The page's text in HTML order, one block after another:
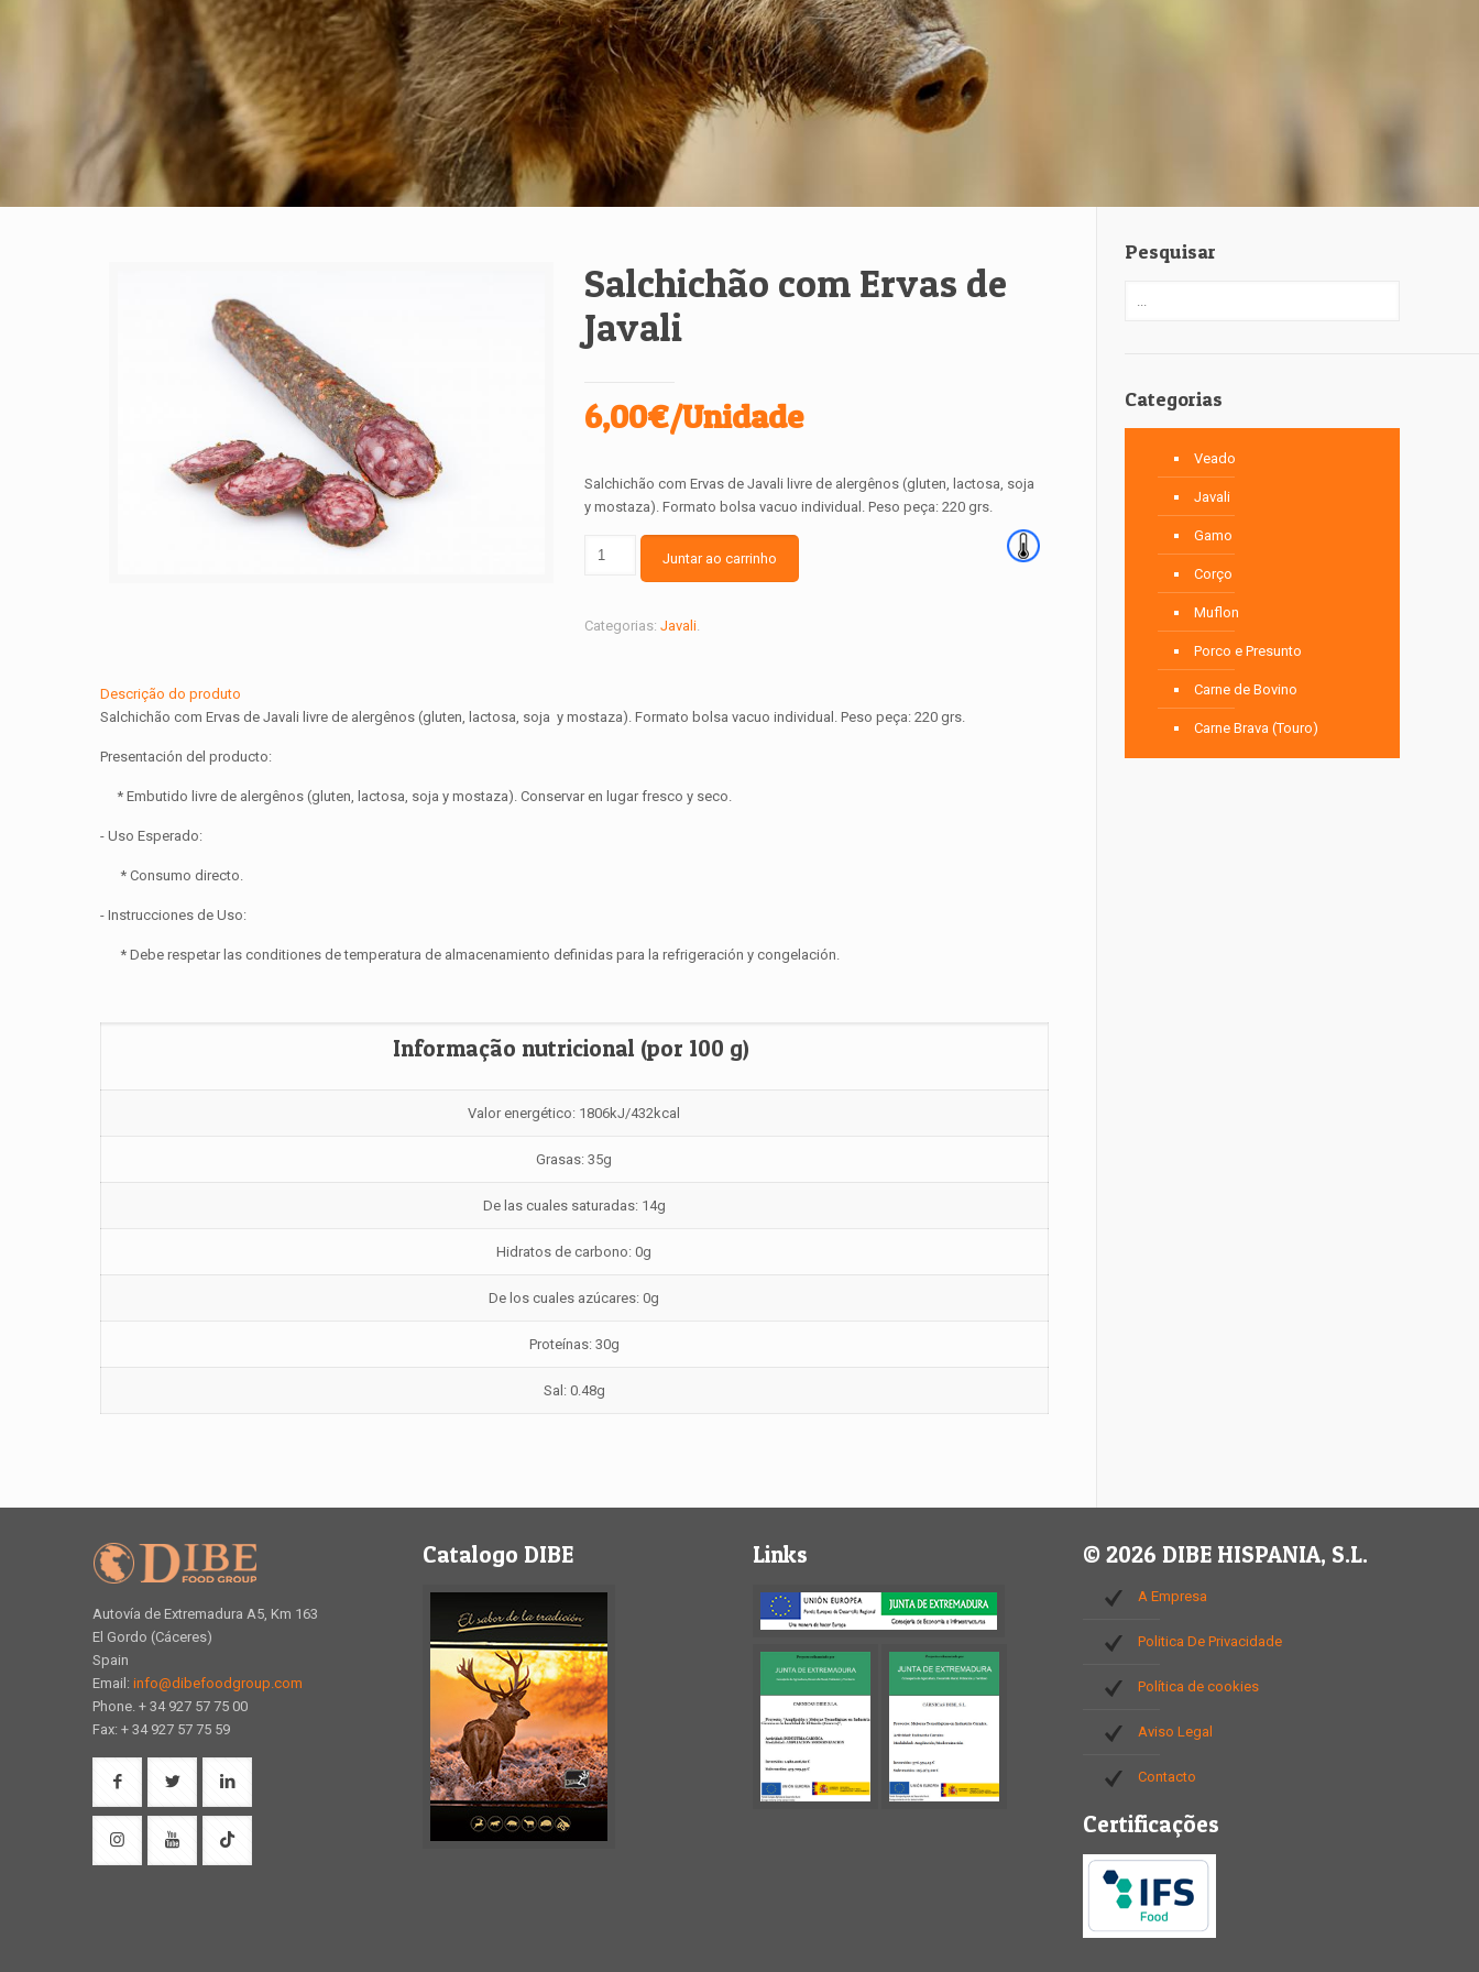
Salchichão com Ervas de
Javali
6,00€/Unidade
Salchichão com Ervas de Javali livre de alergênos (gluten, lactosa, soja
y mostaza). Formato bolsa vacuo individual. Peso peça: 220 grs.
Juntar ao carrinho
Categorias: Javali.
Descrição do produto
Salchichão com Ervas de Javali livre de alergênos (gluten, lactosa, soja y mostaza). Formato bolsa vacuo individual. Peso peça: 220 grs.
Presentación del producto:
* Embutido livre de alergênos (gluten, lactosa, soja y mostaza). Conservar en lugar fresco y seco.
- Uso Esperado:
* Consumo directo.
- Instrucciones de Uso:
* Debe respetar las conditiones de temperatura de almacenamiento definidas para la refrigeración y congelación.
Informação nutricional (por 100 g)
Valor energético: 1806kJ/432kcal
Grasas: 35g
De las cuales saturadas: 14g
Hidratos de carbono: 0g
De los cuales azúcares: 0g
Proteínas: 30g
Sal: 0.48g
Pesquisar
Categorias
Veado
Javali
Gamo
Corço
Muflon
Porco e Presunto
Carne de Bovino
Carne Brava (Touro)
Autovía de Extremadura A5, Km 163
El Gordo (Cáceres)
Spain
Email: info@dibefoodgroup.com
Phone. + 34 927 57 75 00
Fax: + 34 927 57 75 59
Catalogo DIBE Links © 2026 DIBE HISPANIA, S.L.
A Empresa
Politica De Privacidade
Política de cookies
Aviso Legal
Contacto
Certificações